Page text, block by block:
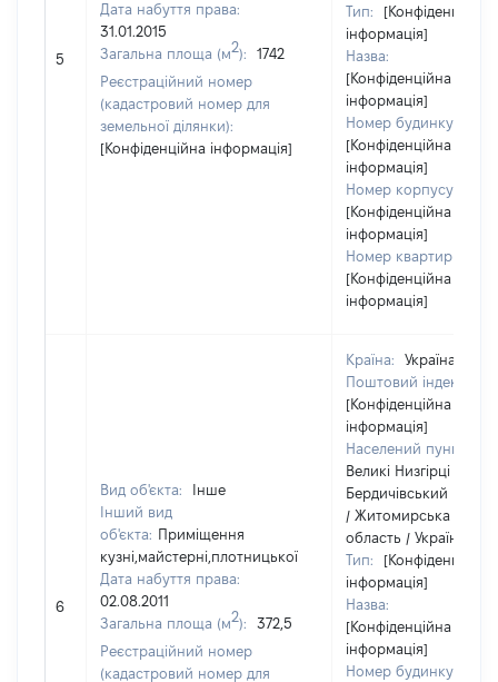
5
Дата набуття права:
31.01.2015
Загальна площа (м2):
1742
Реєстраційний номер
(кадастровий номер для
земельної ділянки):
[Конфіденційна інформація]
Тип:
[Конфіденційна
інформація]
Назва:
[Конфіденційна
інформація]
Номер будинку:
[Конфіденційна
інформація]
Номер корпусу:
[Конфіденційна
інформація]
Номер квартири:
[Конфіденційна
інформація]
6
Вид об'єкта:
Інше
Інший вид
об'єкта: Приміщення
кузні,майстерні,плотницької
Дата набуття права:
02.08.2011
Загальна площа (м2):
372,5
Реєстраційний номер
(кадастровий номер для
Країна:
Україна
Поштовий індекс:
[Конфіденційна
інформація]
Населений пункт:
Великі Низгірці /
Бердичівський район
/ Житомирська
область / Україна
Тип:
[Конфіденційна
інформація]
Назва:
[Конфіденційна
інформація]
Номер будинку: